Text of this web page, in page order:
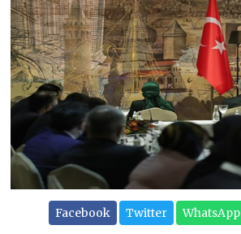
Facebook Twitter WhatsApp